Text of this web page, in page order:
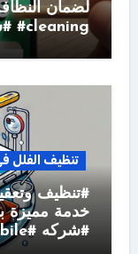
#cleaning #شركه #تنظيف
تنظيف الفلل
#تنظيف
#شركه #cleaning #automobile